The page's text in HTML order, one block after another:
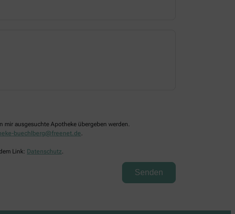
ausgesuchte Apotheke übergeben werden.
buechlberg@freenet.de
Link: Datenschutz